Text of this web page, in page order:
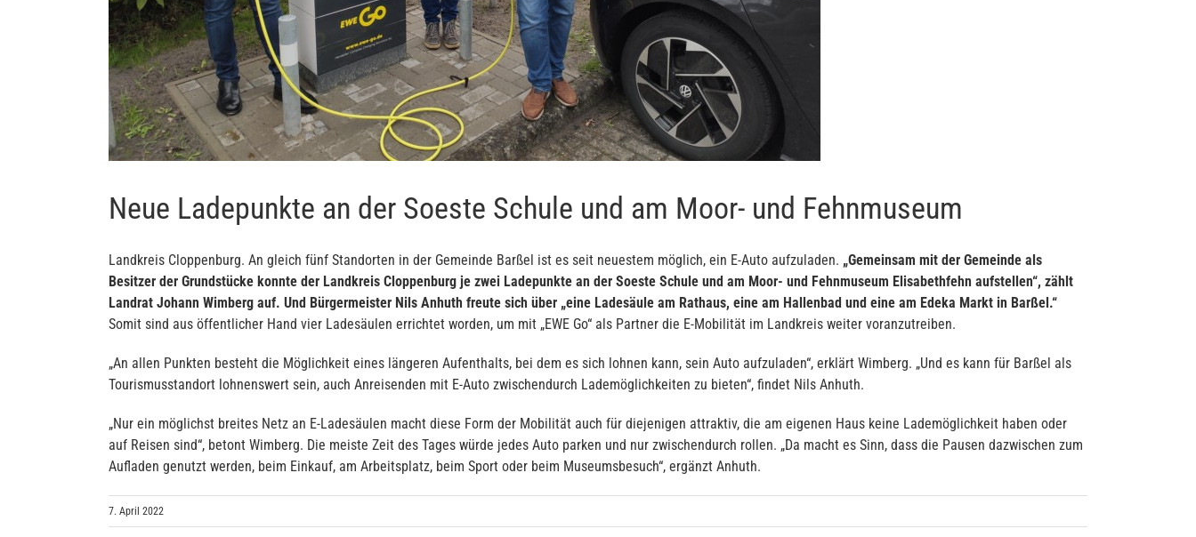
Neue Ladepunkte an der Soeste Schule und am Moor- und Fehnmuseum
Landkreis Cloppenburg. An gleich fünf Standorten in der Gemeinde Barßel ist es seit neuestem möglich, ein E-Auto aufzuladen. „Gemeinsam mit der Gemeinde als
Besitzer der Grundstücke konnte der Landkreis Cloppenburg je zwei Ladepunkte an der Soeste Schule und am Moor- und Fehnmuseum Elisabethfehn aufstellen“, zählt
Landrat Johann Wimberg auf. Und Bürgermeister Nils Anhuth freute sich über „eine Ladesäule am Rathaus, eine am Hallenbad und eine am Edeka Markt in Barßel.“
Somit sind aus öffentlicher Hand vier Ladesäulen errichtet worden, um mit „EWE Go“ als Partner die E-Mobilität im Landkreis weiter voranzutreiben.
„An allen Punkten besteht die Möglichkeit eines längeren Aufenthalts, bei dem es sich lohnen kann, sein Auto aufzuladen“, erklärt Wimberg. „Und es kann für Barßel als
Tourismusstandort lohnenswert sein, auch Anreisenden mit E-Auto zwischendurch Lademöglichkeiten zu bieten“, findet Nils Anhuth.
„Nur ein möglichst breites Netz an E-Ladesäulen macht diese Form der Mobilität auch für diejenigen attraktiv, die am eigenen Haus keine Lademöglichkeit haben oder
auf Reisen sind“, betont Wimberg. Die meiste Zeit des Tages würde jedes Auto parken und nur zwischendurch rollen. „Da macht es Sinn, dass die Pausen dazwischen zum
Aufladen genutzt werden, beim Einkauf, am Arbeitsplatz, beim Sport oder beim Museumsbesuch“, ergänzt Anhuth.
7. April 2022